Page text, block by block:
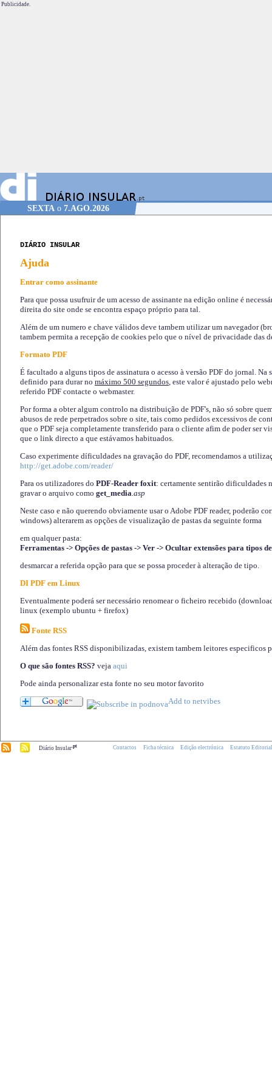
Publicidade.
SEXTA o 7.AGO.2026
DIÁRIO INSULAR
Ajuda
Entrar como assinante
Para que possa usufruir de um acesso de assinante na edição online é
direita do site onde se encontra espaço próprio para tal.
Além de um numero e chave válidos deve tambem utilizar um navegador
tambem permita a recepção de cookies pelo que o nível de privacidade das
Formato PDF
É facultado a alguns tipos de assinatura o acesso à versão PDF do jornal. Na
definido para durar no máximo 500 segundos, este valor é ajustado pelo
referido PDF contacte o webmaster.
Por forma a obter algum controlo na distribuição de PDF's, não só sobre
abusos de rede perpetrados sobre o site, tais como pedidos excessivos de
que o PDF seja completamente transferido para o cliente afim de poder ser
que o link directo a que estávamos habituados.
Caso experimente díficuldades na gravação do PDF, recomendamos a
http://get.adobe.com/reader/
Para os utilizadores do PDF-Reader foxit: certamente sentirão dificuldades
gravar o arquivo como get_media.asp
Neste caso e não querendo obviamente usar o Adobe PDF reader, poderão
windows) alterarem as opções de visualização de pastas da seguinte forma
em qualquer pasta:
Ferramentas -> Opções de pastas -> Ver -> Ocultar extensões para tipos
desmarcar a referida opção para que se possa proceder à alteração de tipo.
DI PDF em Linux
Eventualmente poderá ser necessário renomear o ficheiro recebido
linux (exemplo ubuntu + firefox)
Fonte RSS
Além das fontes RSS disponibilizadas, existem tambem leitores especificos
O que são fontes RSS? veja aqui
Pode ainda personalizar esta fonte no seu motor favorito
Diário Insular.pt Contactos Ficha técnica Edição electrónica Estatuto Editorial